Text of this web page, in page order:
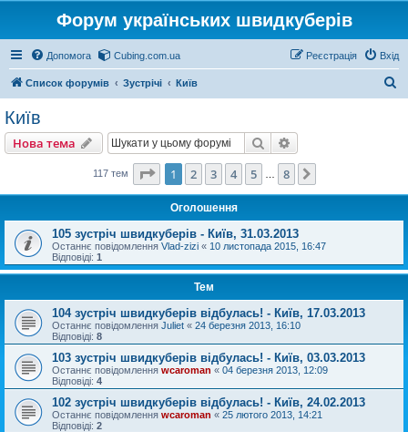
Форум українських швидкуберів
Допомога Cubing.com.ua Вхід
Реєстрація
Список форумів Зустрічі Київ
Київ
Нова тема Пошук
117 тем Сторінка1 8
1 2 3 4 5 8
Оголошення
105 зустріч швидкуберів - Київ, 31.03.2013
Останнє повідомлення Vlad-zizi « 10 листопада 2015, 16:47
Відповіді: 1
Тем
104 зустріч швидкуберів відбулась! - Київ, 17.03.2013
Останнє повідомлення Juliet « 24 березня 2013, 16:10
Відповіді: 8
103 зустріч швидкуберів відбулась! - Київ, 03.03.2013
Останнє повідомлення wcaroman « 04 березня 2013, 12:09
Відповіді: 4
102 зустріч швидкуберів відбулась! - Київ, 24.02.2013
Останнє повідомлення wcaroman « 25 лютого 2013, 14:21
Відповіді: 2